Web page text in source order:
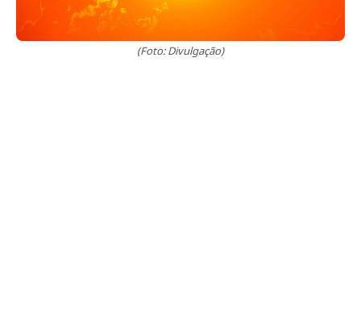
(Foto: Divulgação)